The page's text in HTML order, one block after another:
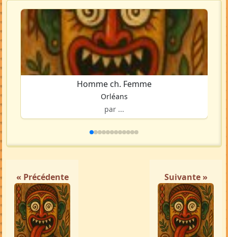
Homme ch. Femme
Orléans
par ...
« Précédente Suivante »